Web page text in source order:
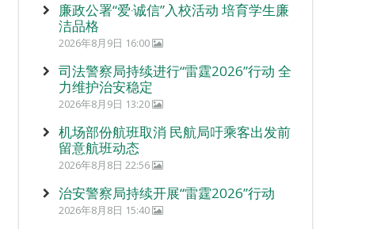
廉政公署“爱‧诚信”入校活动 培育学生廉
洁品格
2026年8月9日 16:00
司法警察局持续进行“雷霆2026”行动 全
力维护治安稳定
2026年8月9日 13:20
机场部份航班取消 民航局吁乘客出发前
留意航班动态
2026年8月8日 22:56
治安警察局持续开展“雷霆2026”行动
2026年8月8日 15:40